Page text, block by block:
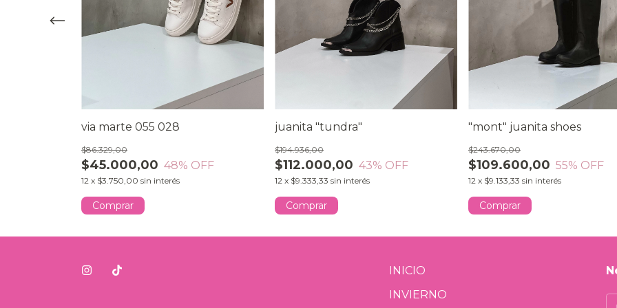
via marte 055 028
$45.000,00
$86.329,00
48% OFF
12 x $3.750,00 sin interés
Comprar
juanita "tundra"
$112.000,00
$194.936,00
43% OFF
12 x $9.333,33 sin interés
Comprar
"mont" juanita shoes
$109.600,00
$243.670,00
55% OFF
12 x $9.133,33 sin interés
Comprar
INICIO
INVIERNO